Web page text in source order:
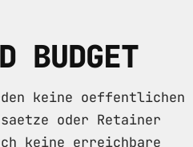
BUDGET
keine oeffentlichen
oder Retainer
keine erreichbare